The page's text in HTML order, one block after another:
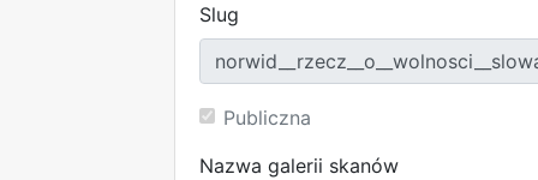
Slug
Publiczna
Nazwa galerii skanów